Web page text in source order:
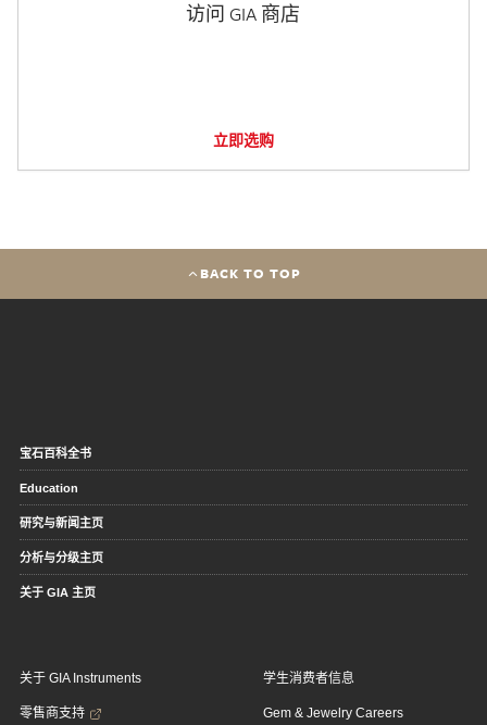
访问 GIA 商店
立即选购
BACK TO TOP
宝石百科全书
Education
研究与新闻主页
分析与分级主页
关于 GIA 主页
关于 GIA Instruments
零售商支持
学生消费者信息
Gem & Jewelry Careers